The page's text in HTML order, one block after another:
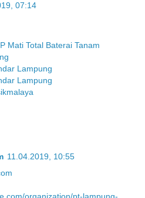
07:14
Mati Total Baterai Tanam
Lampung
Lampung
11.04.2019, 10:55